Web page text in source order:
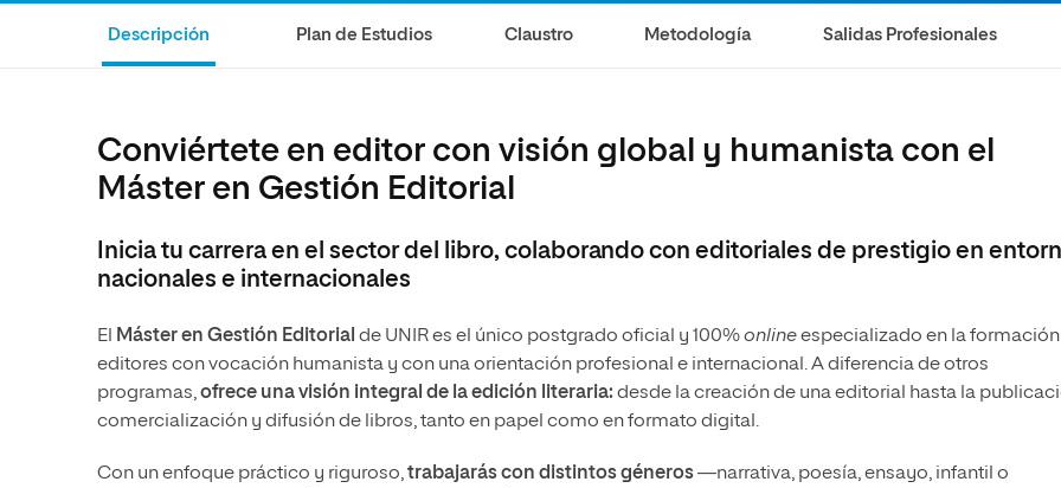
Ciencias Políticas y Relaciones
Acceso universitario para
Música
Oficina de Movilidad
Escuela de Humanidades
Descripción Plan de Estudios Claustro Metodología Salidas Profesionales
Conviértete en editor con visión global y humanista con el
Máster en Gestión Editorial
Inicia tu carrera en el sector del libro, colaborando con editoriales de prestigio en
nacionales e internacionales
El Máster en Gestión Editorial de UNIR es el único postgrado oficial y 100%onlineespecializado en la
editores con vocación humanista y con una orientación profesional e internacional. A diferencia de otros
programas,ofrece una visión integral de la edición literaria: desde la creación de una editorial hasta la
comercialización y difusión de libros, tanto en papel como en formato digital.
Con un enfoque práctico y riguroso,trabajarás con distintos géneros—narrativa, poesía, ensayo, infantil o